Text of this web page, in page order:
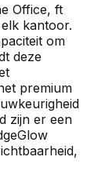
Office, ft
kantoor.
om
deze
premium
zijn er een